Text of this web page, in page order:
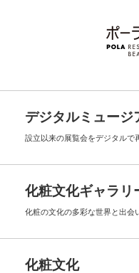
デジタルミュージ
設立以来の展覧会をデジタルで
化粧文化ギャラリ
化粧の文化の多彩な世界と出会
化粧文化